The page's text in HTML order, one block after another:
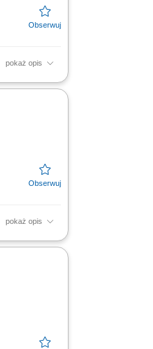
pokaż opis
pokaż opis